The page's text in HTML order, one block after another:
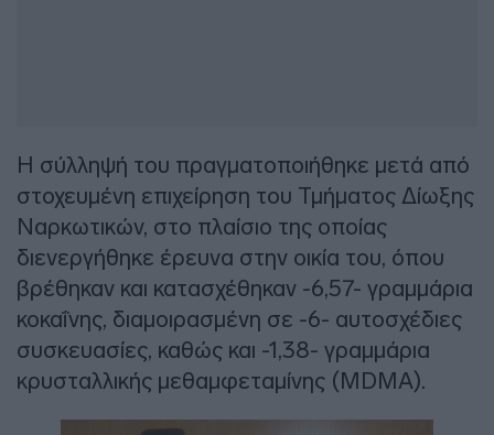
Η σύλληψή του πραγματοποιήθηκε μετά από
στοχευμένη επιχείρηση του Τμήματος Δίωξης
Ναρκωτικών, στο πλαίσιο της οποίας
διενεργήθηκε έρευνα στην οικία του, όπου
βρέθηκαν και κατασχέθηκαν -6,57- γραμμάρια
κοκαΐνης, διαμοιρασμένη σε -6- αυτοσχέδιες
συσκευασίες, καθώς και -1,38- γραμμάρια
κρυσταλλικής μεθαμφεταμίνης (MDMA).